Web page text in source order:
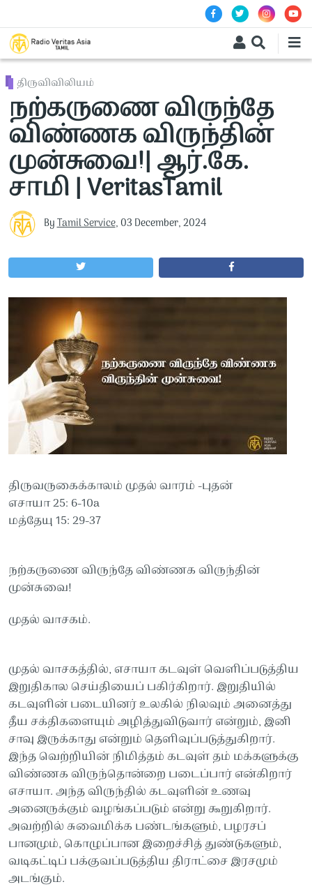
திருவிவிலியம்
நற்கருணை விருந்தே
விண்ணக விருந்தின்
முன்சுவை!| ஆர்.கே.
சாமி | VeritasTamil
ByTamil Service, 03 December, 2024
திருவருகைக்காலம் முதல் வாரம் -புதன்
எசாயா 25: 6-10a
மத்தேயு 15: 29-37
நற்கருணை விருந்தே விண்ணக விருந்தின்
முன்சுவை!
முதல் வாசகம்.
முதல் வாசகத்தில், எசாயா கடவுள் வெளிப்படுத்திய
இறுதிகால செய்தியைப் பகிர்கிறார். இறுதியில்
கடவுளின் படையினர் உலகில் நிலவும் அனைத்து
தீய சக்திகளையும் அழித்துவிடுவார் என்றும், இனி
சாவு இருக்காது என்றும் தெளிவுப்படுத்துகிறார்.
இந்த வெற்றியின் நிமித்தம் கடவுள் தம் மக்களுக்கு
விண்ணக விருந்தொன்றை படைப்பார் என்கிறார்
எசாயா. அந்த விருந்தில் கடவுளின் உணவு
அனைருக்கும் வழங்கப்படும் என்று கூறுகிறார்.
அவற்றில் சுவைமிக்க பண்டங்களும், பழரசப்
பானமும், கொழுப்பான இறைச்சித் துண்டுகளும்,
வடிகட்டிப் பக்குவப்படுத்திய திராட்சை இரசமும்
அடங்கும்.